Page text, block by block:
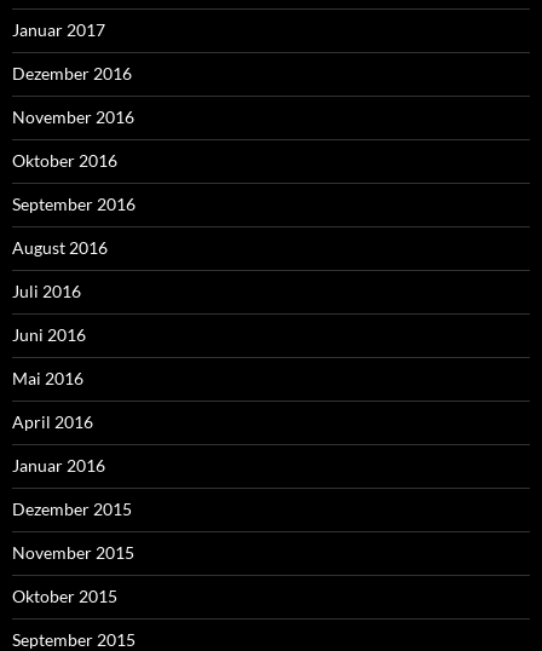
Januar 2017
Dezember 2016
November 2016
Oktober 2016
September 2016
August 2016
Juli 2016
Juni 2016
Mai 2016
April 2016
Januar 2016
Dezember 2015
November 2015
Oktober 2015
September 2015